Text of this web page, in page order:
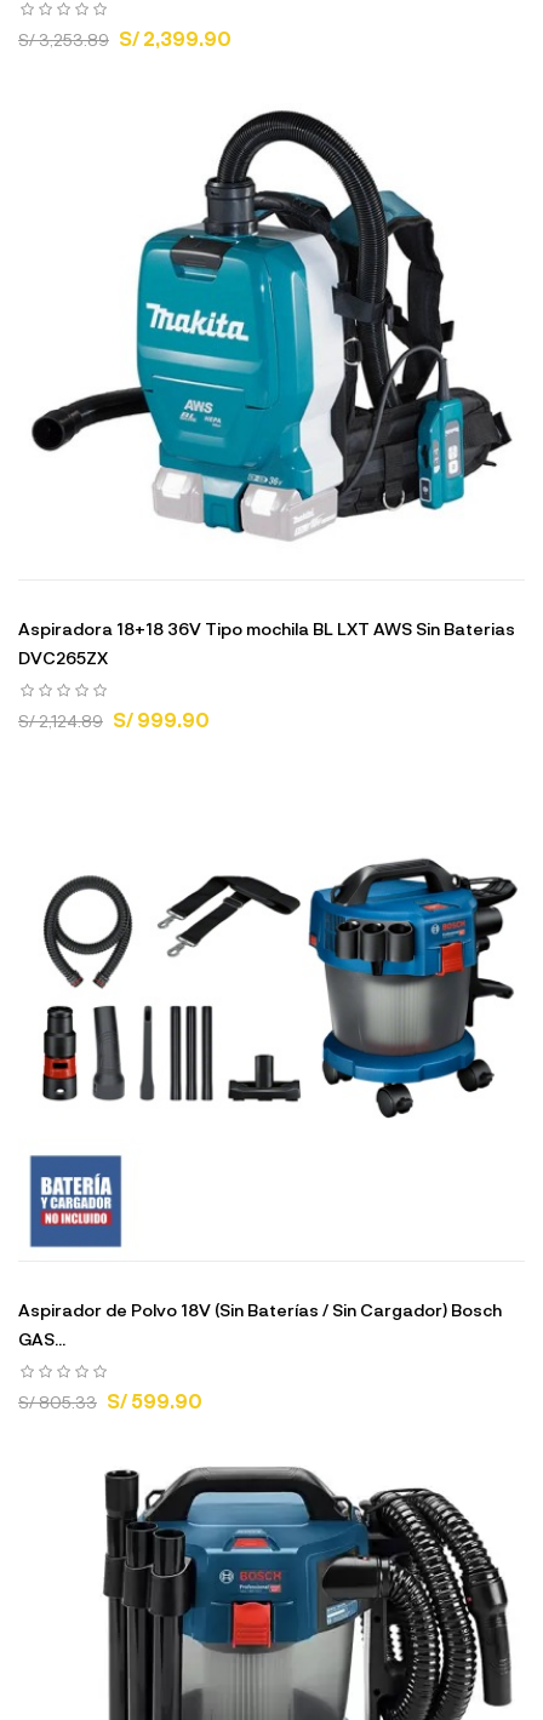
S/ 3,253.89 S/ 2,399.90
Aspiradora 18+18 36V Tipo mochila BL LXT AWS Sin Baterias
DVC265ZX
S/ 2,124.89 S/ 999.90
Aspirador de Polvo 18V (Sin Baterías / Sin Cargador) Bosch
GAS...
S/ 805.33 S/ 599.90